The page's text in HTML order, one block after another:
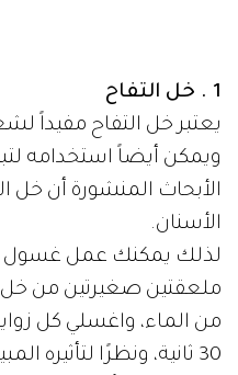
1 . خل التفاح
يعتبر خل التفاح
ويمكن أيضاً استخدامه
الأبحاث المنشورة أن خل
الأسنان.
لذلك يمكنك عمل غسول
من الماء، واغسلي كل
30 ثانية، ونظرًا